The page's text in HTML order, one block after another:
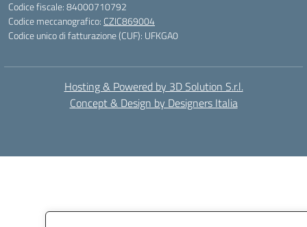
Codice fiscale: 84000710792
Codice meccanografico: CZIC869004
Codice unico di fatturazione (CUF): UFKGA0
Hosting & Powered by 3D Solution S.r.l.
Concept & Design by Designers Italia